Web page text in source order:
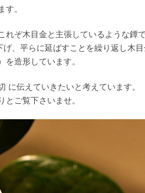
。
れぞ木目金と主張しているような鐔
、平らに延ばすことを繰り返し木
造形しています。
に伝えていきたいと考えています。
ご覧下さいませ。